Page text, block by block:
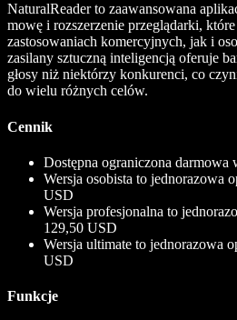
NaturalReader to zaawansowana
mowę i rozszerzenie przeglądarki,
zastosowaniach komercyjnych, jak i
zasilany sztuczną inteligencją oferuje
głosy niż niektórzy konkurenci, co
do wielu różnych celów.
Cennik
Dostępna ograniczona darmowa
Wersja osobista to jednorazowa
USD
Wersja profesjonalna to
129,50 USD
Wersja ultimate to jednorazowa
USD
Funkcje